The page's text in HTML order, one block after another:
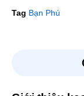
Tag Bạn Phú
Chưa có đánh